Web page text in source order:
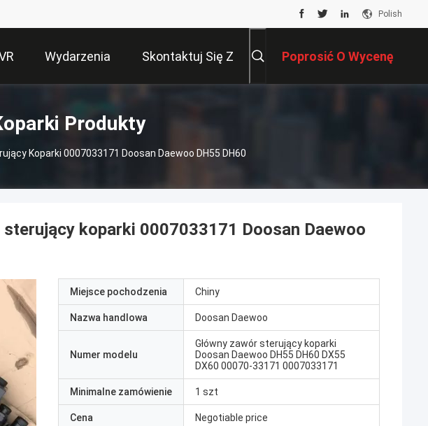
Polish
Wydarzenia Skontaktuj Się Z Poprosić O Wycenę
Produkty
Koparki 0007033171 Doosan Daewoo DH55 DH60
koparki 0007033171 Doosan Daewoo
Miejsce pochodzenia Chiny
Nazwa handlowa Doosan Daewoo
Numer modelu
Główny zawór sterujący koparki
Doosan Daewoo DH55 DH60 DX55
DX60 00070-33171 0007033171
Minimalne zamówienie 1 szt
Cena Negotiable price